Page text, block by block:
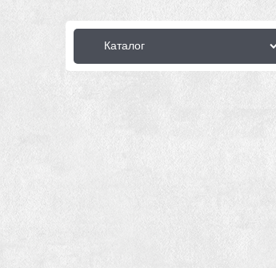
Каталог